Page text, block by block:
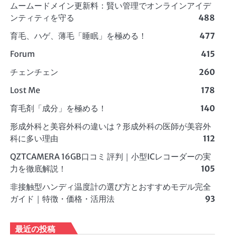
ムームードメイン更新料：賢い管理でオンラインアイデ
ンティティを守る
488
育毛、ハゲ、薄毛「睡眠」を極める！
477
Forum
415
チェンチェン
260
Lost Me
178
育毛剤「成分」を極める！
140
形成外科と美容外科の違いは？形成外科の医師が美容外
科に多い理由
112
QZTCAMERA 16GB口コミ 評判｜小型ICレコーダーの実
力を徹底解説！
105
非接触型ハンディ温度計の選び方とおすすめモデル完全
ガイド｜特徴・価格・活用法
93
最近の投稿